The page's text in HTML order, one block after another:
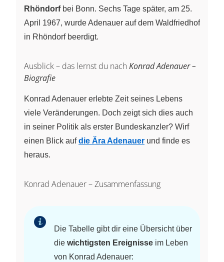
Rhöndorfbei Bonn. Sechs Tage später, am 25.
April 1967, wurde Adenauer auf dem Waldfriedhof
in Rhöndorf beerdigt.
Ausblick – das lernst du nach Konrad Adenauer –
Biografie
Konrad Adenauer erlebte Zeit seines Lebens
viele Veränderungen. Doch zeigt sich dies auch
in seiner Politik als erster Bundeskanzler? Wirf
einen Blick aufdie Ära Adenauer und finde es
heraus.
Konrad Adenauer – Zusammenfassung
Die Tabelle gibt dir eine Übersicht über
die wichtigsten Ereignisse im Leben
von Konrad Adenauer: